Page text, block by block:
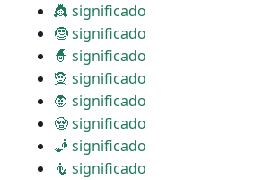
👸 significado
🤶 significado
🧙 significado
🧝 significado
🧛 significado
🧟 significado
🧞 significado
🧜 significado